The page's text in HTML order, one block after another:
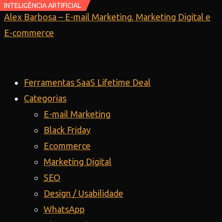
Ir
para
Alex Barbosa – E-mail Marketing, Marketing Digital e
E-commerce
Ferramentas SaaS Lifetime Deal
Categorias
E-mail Marketing
Black Friday
Ecommerce
Marketing Digital
SEO
Design / Usabilidade
WhatsApp
INTELIGÊNCIA ARTIFICIAL
INTELIGÊNCIA ARTIFICIAL